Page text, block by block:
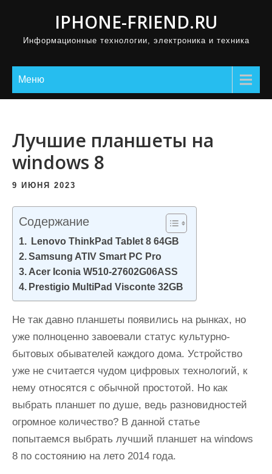
IPHONE-FRIEND.RU
Информационные технологии, электроника и техника
Меню
Лучшие планшеты на
windows 8
9 ИЮНЯ 2023
Содержание
Lenovo ThinkPad Tablet 8 64GB
Samsung ATIV Smart PC Pro
Acer Iconia W510-27602G06ASS
Prestigio MultiPad Visconte 32GB
Не так давно планшеты появились на рынках, но
уже полноценно завоевали статус культурно-
бытовых обывателей каждого дома. Устройство
уже не считается чудом цифровых технологий, к
нему относятся с обычной простотой. Но как
выбрать планшет по душе, ведь разновидностей
огромное количество? В данной статье
попытаемся выбрать лучший планшет на windows
8 по состоянию на лето 2014 года.